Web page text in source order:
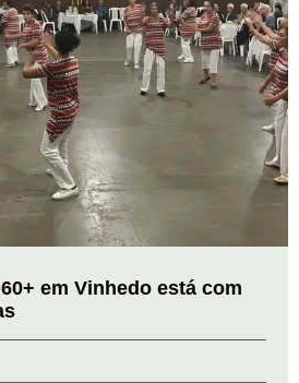
em Vinhedo está com